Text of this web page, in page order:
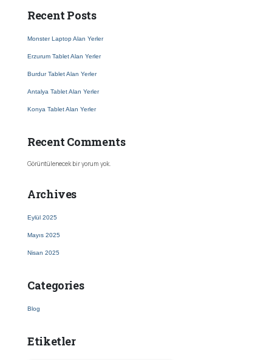
Recent Posts
Monster Laptop Alan Yerler
Erzurum Tablet Alan Yerler
Burdur Tablet Alan Yerler
Antalya Tablet Alan Yerler
Konya Tablet Alan Yerler
Recent Comments
Görüntülenecek bir yorum yok.
Archives
Eylül 2025
Mayıs 2025
Nisan 2025
Categories
Blog
Etiketler